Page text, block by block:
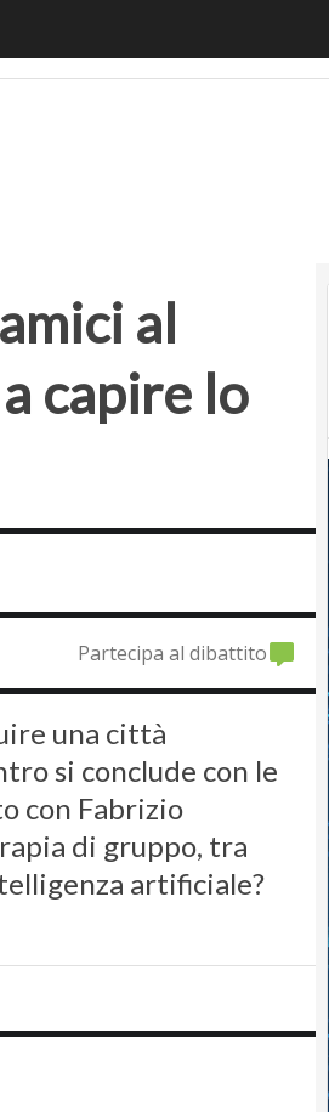
deserto che aiuta a capire lo
al
capire lo
Partecipa al dibattito
una città
si conclude con le
con Fabrizio
di gruppo, tra
artificiale?